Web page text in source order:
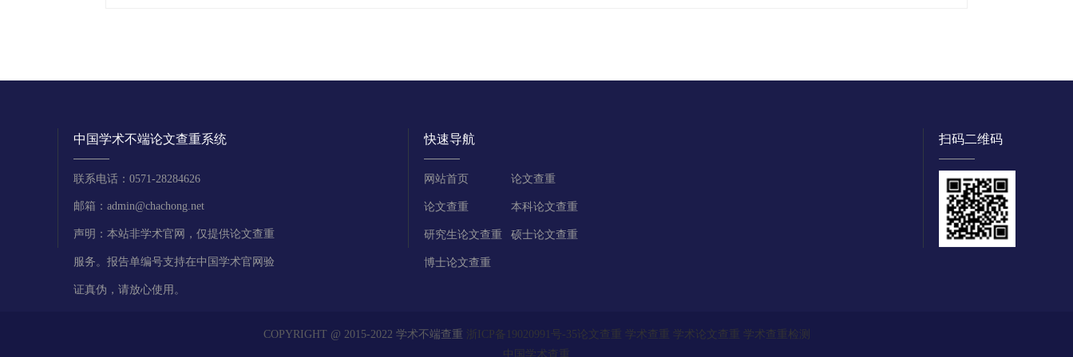
COPYRIGHT @ 2015-2022 学术不端查重 浙ICP备19020991号-35 论文查重 学术查重 学术论文查重
学术查重检测
中国学术查重
中国学术不端论文查重系统
联系电话：0571-28284626
邮箱：admin@chachong.net
声明：本站非学术官网，仅提供论文查重
服务。报告单编号支持在中国学术官网验
证真伪，请放心使用。
快速导航 扫码二维码
网站首页 论文查重
论文查重 本科论文查重
研究生论文查重 硕士论文查重
博士论文查重